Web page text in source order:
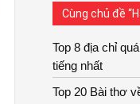
Cùng chủ đề
Top 8 địa chỉ
tiếng nhất
Top 20 Bài thơ